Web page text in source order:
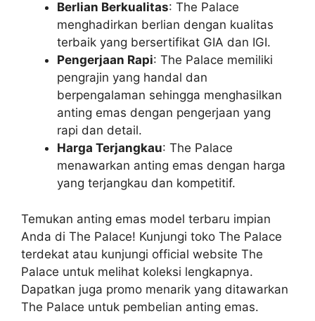
Berlian Berkualitas: The Palace
menghadirkan berlian dengan kualitas
terbaik yang bersertifikat GIA dan IGI.
Pengerjaan Rapi: The Palace memiliki
pengrajin yang handal dan
berpengalaman sehingga menghasilkan
anting emas dengan pengerjaan yang
rapi dan detail.
Harga Terjangkau: The Palace
menawarkan anting emas dengan harga
yang terjangkau dan kompetitif.
Temukan anting emas model terbaru impian
Anda di The Palace! Kunjungi toko The Palace
terdekat atau kunjungi official website The
Palace untuk melihat koleksi lengkapnya.
Dapatkan juga promo menarik yang ditawarkan
The Palace untuk pembelian anting emas.